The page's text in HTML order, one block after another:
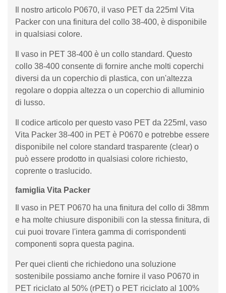
Il nostro articolo P0670, il vaso PET da 225ml Vita
Packer con una finitura del collo 38-400, è disponibile
in qualsiasi colore.
Il vaso in PET 38-400 è un collo standard. Questo
collo 38-400 consente di fornire anche molti coperchi
diversi da un coperchio di plastica, con un'altezza
regolare o doppia altezza o un coperchio di alluminio
di lusso.
Il codice articolo per questo vaso PET da 225ml, vaso
Vita Packer 38-400 in PET è P0670 e potrebbe essere
disponibile nel colore standard trasparente (clear) o
può essere prodotto in qualsiasi colore richiesto,
coprente o traslucido.
famiglia Vita Packer
Il vaso in PET P0670 ha una finitura del collo di 38mm
e ha molte chiusure disponibili con la stessa finitura, di
cui puoi trovare l'intera gamma di corrispondenti
componenti sopra questa pagina.
Per quei clienti che richiedono una soluzione
sostenibile possiamo anche fornire il vaso P0670 in
PET riciclato al 50% (rPET) o PET riciclato al 100%